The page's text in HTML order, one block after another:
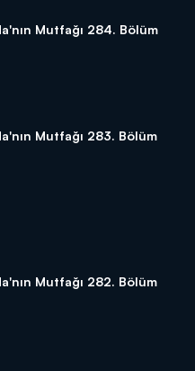
Mutfağı 284. Bölüm
Mutfağı 283. Bölüm
Mutfağı 282. Bölüm